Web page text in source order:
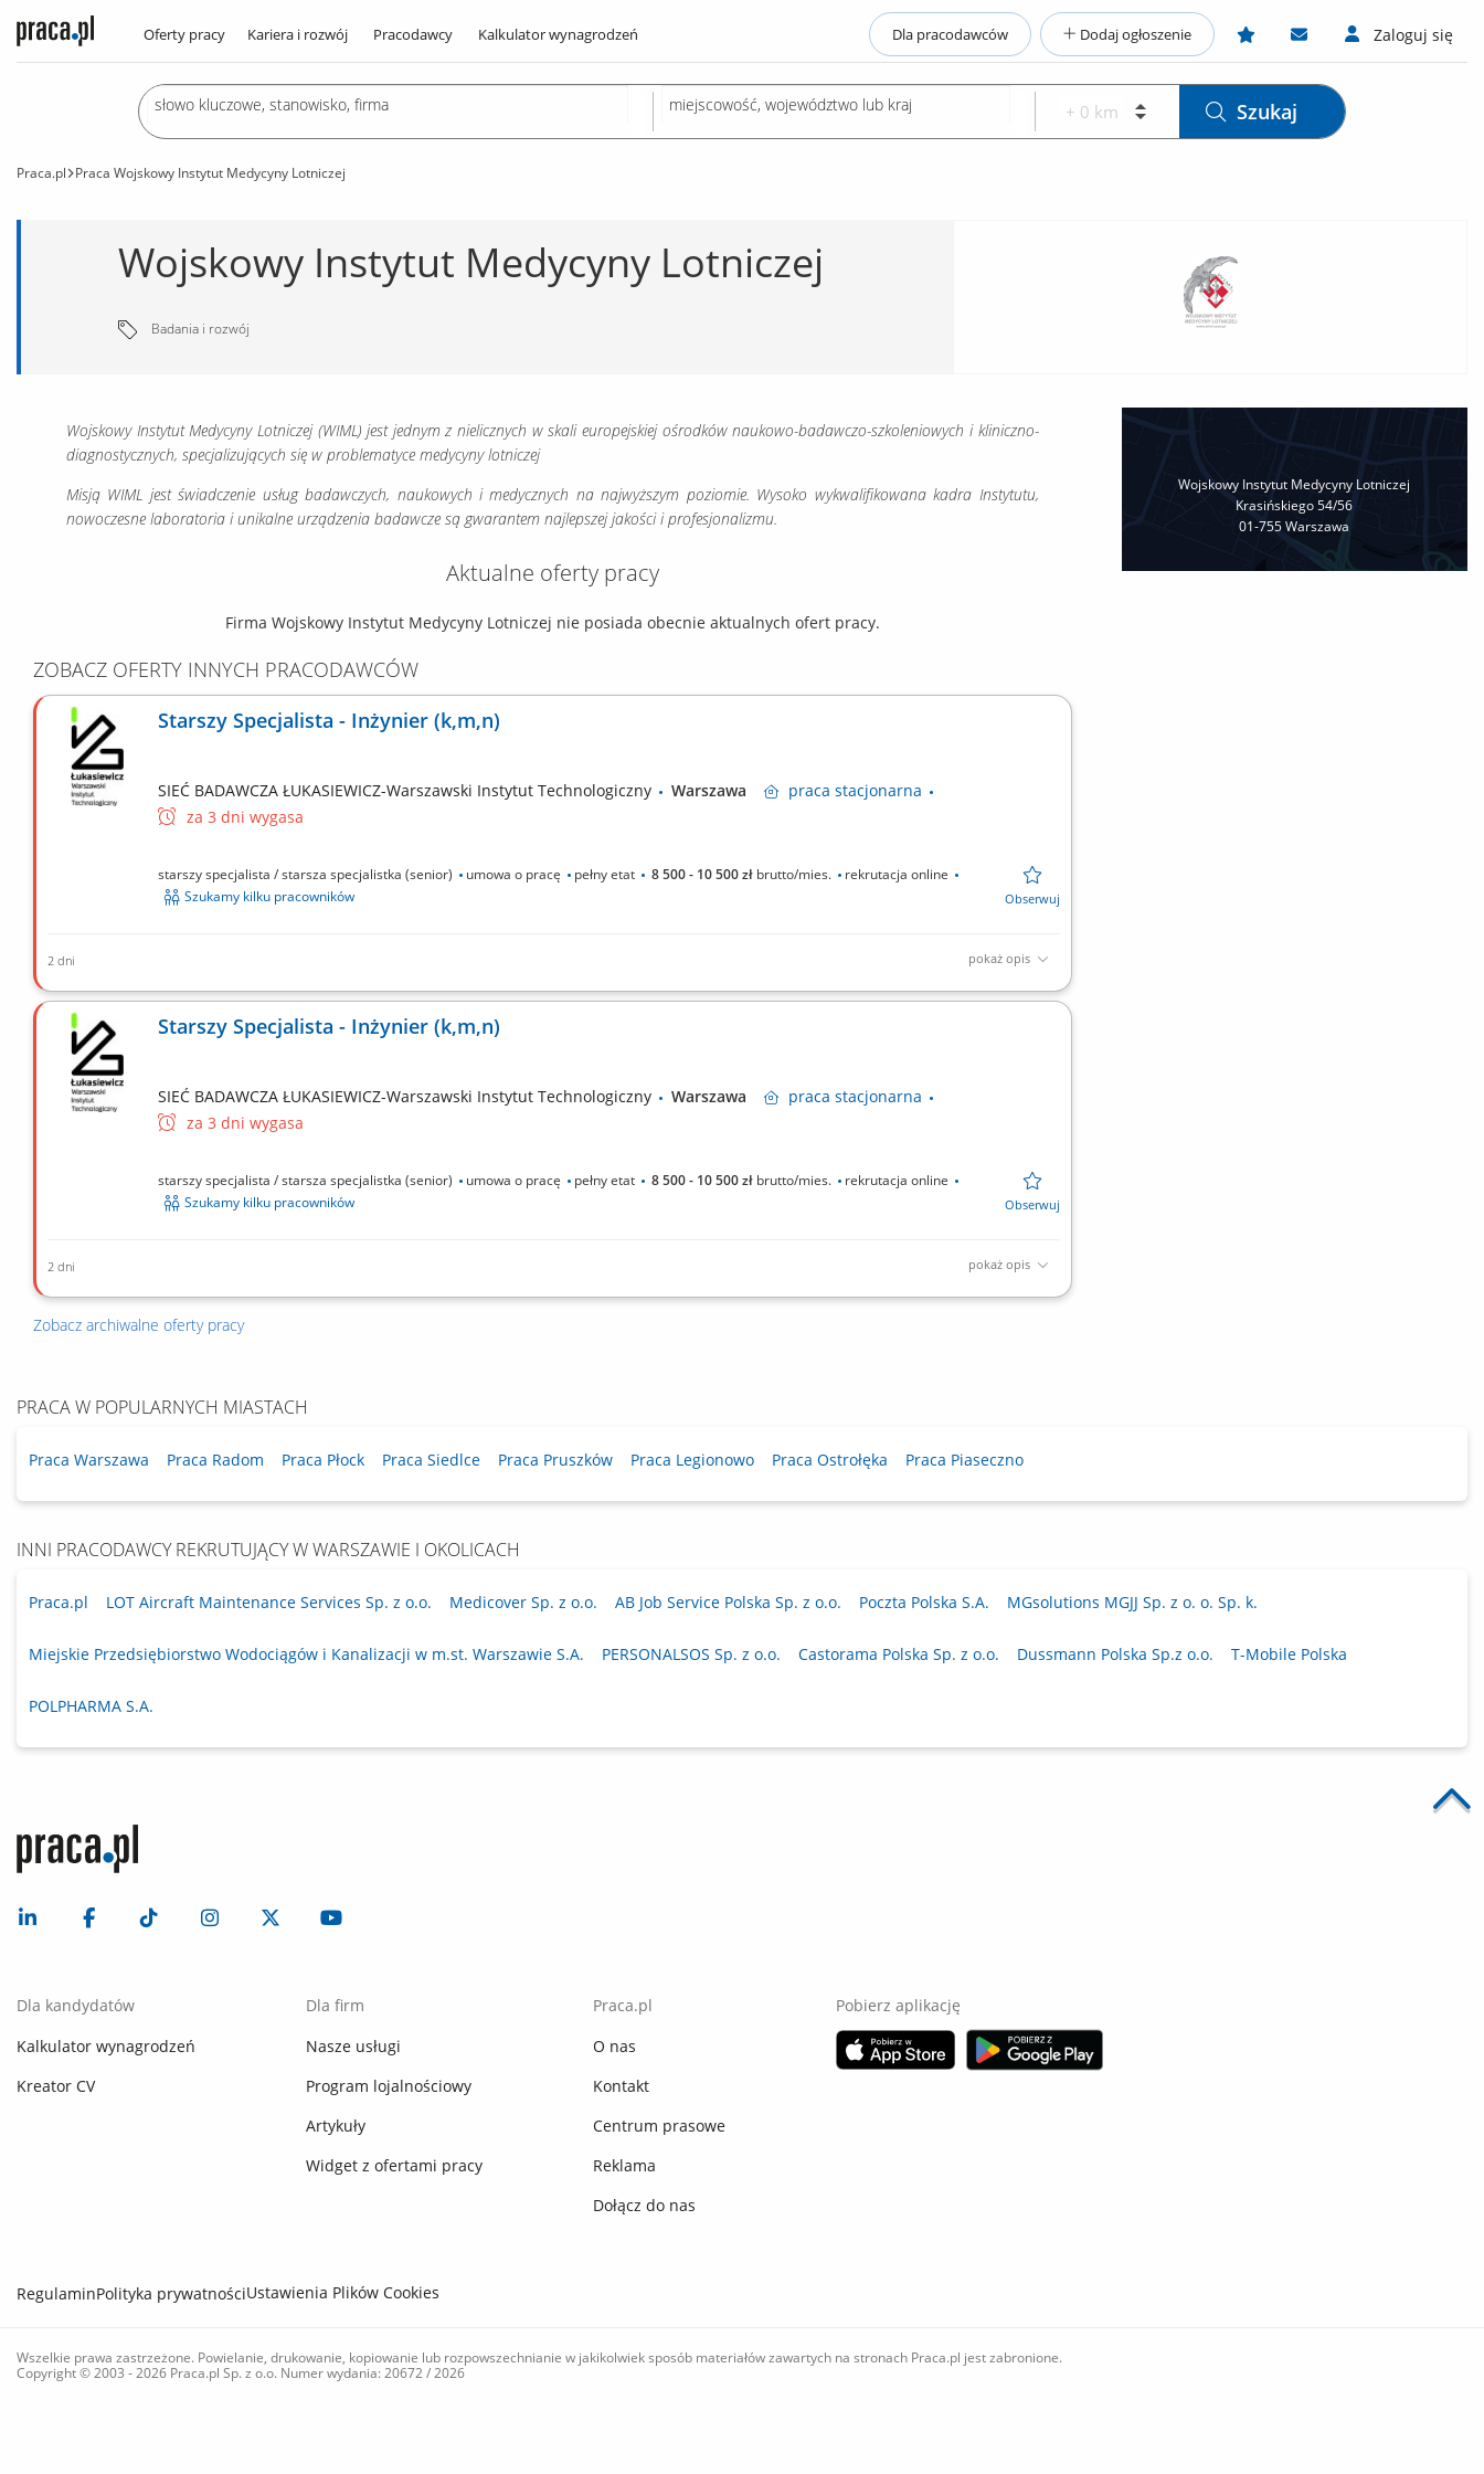
Oferty pracy Kariera i rozwój Pracodawcy Kalkulator wynagrodzeń Dla pracodawców Dodaj ogłoszenie Zaloguj się
Szukaj
Praca.pl Praca Wojskowy Instytut Medycyny Lotniczej
Wojskowy Instytut Medycyny Lotniczej
Badania i rozwój
Wojskowy Instytut Medycyny Lotniczej (WIML) jest jednym z nielicznych w skali europejskiej ośrodków naukowo-badawczo-szkoleniowych i kliniczno-
diagnostycznych, specjalizujących się w problematyce medycyny lotniczej
Misją WIML jest świadczenie usług badawczych, naukowych i medycznych na najwyższym poziomie. Wysoko wykwalifikowana kadra Instytutu,
nowoczesne laboratoria i unikalne urządzenia badawcze są gwarantem najlepszej jakości i profesjonalizmu.
Aktualne oferty pracy
Firma Wojskowy Instytut Medycyny Lotniczej nie posiada obecnie aktualnych ofert pracy.
ZOBACZ OFERTY INNYCH PRACODAWCÓW
Starszy Specjalista - Inżynier (k,m,n)
SIEĆ BADAWCZA ŁUKASIEWICZ-Warszawski Instytut Technologiczny Warszawa praca stacjonarna
za 3 dni wygasa
starszy specjalista / starsza specjalistka (senior) umowa o pracę pełny etat 8 500 - 10 500 zł brutto/mies.
rekrutacja online
Szukamy kilku pracowników
2 dni pokaż opis
Zakres obowiązków prowadzenie oraz udział w projektach technicznych realizowanych przez Centrum; opracowywanie i aktualizacja
koordynacja pracy egzaminatorów; organizowanie...
Starszy Specjalista - Inżynier (k,m,n)
SIEĆ BADAWCZA ŁUKASIEWICZ-Warszawski Instytut Technologiczny Warszawa praca stacjonarna
za 3 dni wygasa
starszy specjalista / starsza specjalistka (senior) umowa o pracę pełny etat 8 500 - 10 500 zł brutto/mies.
rekrutacja online
Szukamy kilku pracowników
2 dni pokaż opis
Zakres obowiązków prowadzenie oraz udział w projektach technicznych realizowanych przez Centrum; opracowywanie i aktualizacja
tematyki egzaminacyjnej; przygotowywanie dokumentacji procesowej, instrukcji, regulaminów oraz materiałów szkoleniowych;
koordynacja pracy egzaminatorów; organizowanie...
Zobacz archiwalne oferty pracy
Wojskowy Instytut Medycyny Lotniczej
Krasińskiego 54/56
01-755 Warszawa
PRACA W POPULARNYCH MIASTACH
Praca Warszawa Praca Radom Praca Płock Praca Siedlce Praca Pruszków Praca Legionowo Praca Ostrołęka Praca Piaseczno
INNI PRACODAWCY REKRUTUJĄCY W WARSZAWIE I OKOLICACH
Praca.pl LOT Aircraft Maintenance Services Sp. z o.o. Medicover Sp. z o.o. AB Job Service Polska Sp. z o.o. Poczta Polska S.A. MGsolutions MGJJ Sp. z o. o. Sp. k.
Miejskie Przedsiębiorstwo Wodociągów i Kanalizacji w m.st. Warszawie S.A. PERSONALSOS Sp. z o.o. Castorama Polska Sp. z o.o. Dussmann Polska Sp.z o.o. T-Mobile Polska
POLPHARMA S.A.
Dla kandydatów
Kalkulator wynagrodzeń
Kreator CV
Dla firm
Nasze usługi
Program lojalnościowy
Artykuły
Widget z ofertami pracy
Praca.pl
O nas
Kontakt
Centrum prasowe
Reklama
Dołącz do nas
Pobierz aplikację
RegulaminPolityka prywatnościUstawienia Plików Cookies
Wszelkie prawa zastrzeżone. Powielanie, drukowanie, kopiowanie lub rozpowszechnianie w jakikolwiek sposób materiałów zawartych na stronach Praca.pl jest zabronione.
Copyright © 2003 - 2026 Praca.pl Sp. z o.o. Numer wydania: 20672 / 2026